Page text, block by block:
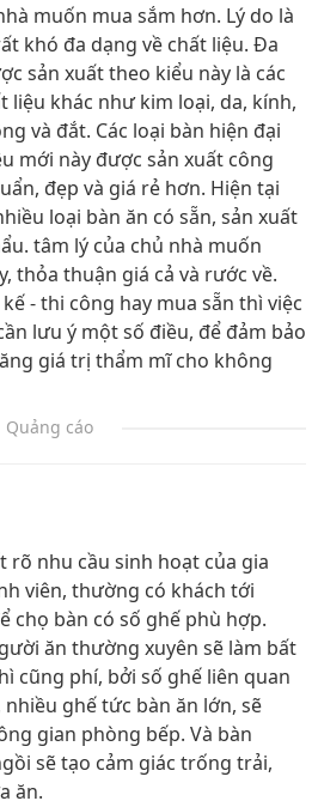
muốn mua sắm hơn. Lý do là
khó đa dạng về chất liệu. Đa
sản xuất theo kiểu này là các
liệu khác như kim loại, da, kính,
và đắt. Các loại bàn hiện đại
mới này được sản xuất công
đẹp và giá rẻ hơn. Hiện tại
loại bàn ăn có sẵn, sản xuất
tâm lý của chủ nhà muốn
thỏa thuận giá cả và rước về.
- thi công hay mua sẵn thì việc
lưu ý một số điều, để đảm bảo
giá trị thẩm mĩ cho không
Quảng cáo
rõ nhu cầu sinh hoạt của gia
viên, thường có khách tới
chọ bàn có số ghế phù hợp.
ăn thường xuyên sẽ làm bất
cũng phí, bởi số ghế liên quan
ghế tức bàn ăn lớn, sẽ
gian phòng bếp. Và bàn
sẽ tạo cảm giác trống trải,
ăn.